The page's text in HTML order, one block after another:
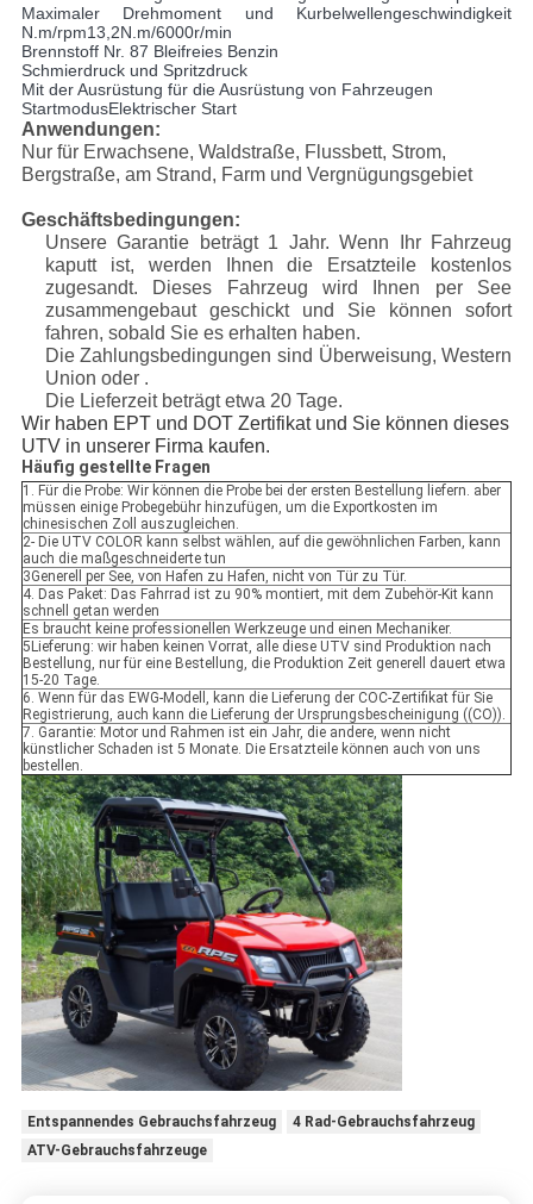
Maximaler Drehmoment und Kurbelwellengeschwindigkeit
N.m/rpm13,2N.m/6000r/min
Brennstoff Nr. 87 Bleifreies Benzin
Schmierdruck und Spritzdruck
Mit der Ausrüstung für die Ausrüstung von Fahrzeugen
StartmodusElektrischer Start
Anwendungen:
Nur für Erwachsene, Waldstraße, Flussbett, Strom,
Bergstraße, am Strand, Farm und Vergnügungsgebiet
Geschäftsbedingungen:
Unsere Garantie beträgt 1 Jahr. Wenn Ihr Fahrzeug
kaputt ist, werden Ihnen die Ersatzteile kostenlos
zugesandt. Dieses Fahrzeug wird Ihnen per See
zusammengebaut geschickt und Sie können sofort
fahren, sobald Sie es erhalten haben.
Die Zahlungsbedingungen sind Überweisung, Western
Union oder .
Die Lieferzeit beträgt etwa 20 Tage.
Wir haben EPT und DOT Zertifikat und Sie können dieses
UTV in unserer Firma kaufen.
Häufig gestellte Fragen
1. Für die Probe: Wir können die Probe bei der ersten Bestellung liefern. aber
müssen einige Probegebühr hinzufügen, um die Exportkosten im
chinesischen Zoll auszugleichen.
2- Die UTV COLOR kann selbst wählen, auf die gewöhnlichen Farben, kann
auch die maßgeschneiderte tun
3Generell per See, von Hafen zu Hafen, nicht von Tür zu Tür.
4. Das Paket: Das Fahrrad ist zu 90% montiert, mit dem Zubehör-Kit kann
schnell getan werden
Es braucht keine professionellen Werkzeuge und einen Mechaniker.
5Lieferung: wir haben keinen Vorrat, alle diese UTV sind Produktion nach
Bestellung, nur für eine Bestellung, die Produktion Zeit generell dauert etwa
15-20 Tage.
6. Wenn für das EWG-Modell, kann die Lieferung der COC-Zertifikat für Sie
Registrierung, auch kann die Lieferung der Ursprungsbescheinigung ((CO)).
7. Garantie: Motor und Rahmen ist ein Jahr, die andere, wenn nicht
künstlicher Schaden ist 5 Monate. Die Ersatzteile können auch von uns
bestellen.
Entspannendes Gebrauchsfahrzeug
4 Rad-Gebrauchsfahrzeug
ATV-Gebrauchsfahrzeuge